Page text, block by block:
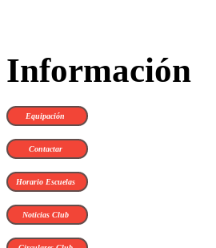
Información
Equipación
Contactar
Horario Escuelas
Noticias Club